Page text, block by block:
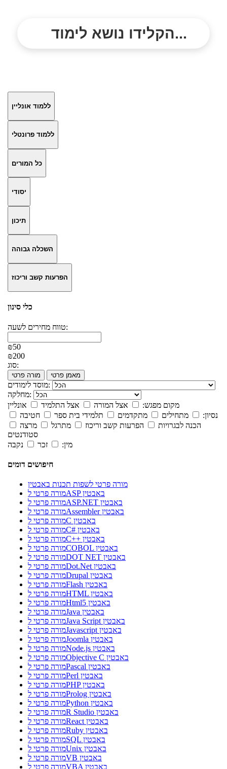
הקלידו נושא לימוד...
ללמוד אונליין
ללמוד פרונטלי
כל המורים
יסודי
תיכון
השכלה גבוהה
הפרעות קשב וריכוז
כלי סינון
טווח מחירים לשעה:
₪50
₪200
סוג:
מורה פרטי מאמן פרטי
מוסד לימודים:
מחלקה:
מקום מפגש:
אצל המורה אצל התלמיד
אונליין
נסיון:
מתחילים מתקדמים תלמידי בית ספר
חטיבה
הכנה לבגרויות
הפרעות קשב וריכוז מתרגל
מרצה
סטודנטים
מין:
זכר נקבה
חיפושים דומים
מורה פרטי לשפות תכנות באבטין
מורה פרטי לASP באבטין
מורה פרטי לASP.NET באבטין
מורה פרטי לAssembler באבטין
מורה פרטי לC באבטין
מורה פרטי לC# באבטין
מורה פרטי לC++ באבטין
מורה פרטי לCOBOL באבטין
מורה פרטי לDOT NET באבטין
מורה פרטי לDot.Net באבטין
מורה פרטי לDrupal באבטין
מורה פרטי לFlash באבטין
מורה פרטי לHTML באבטין
מורה פרטי לHtml5 באבטין
מורה פרטי לJava באבטין
מורה פרטי לJava Script באבטין
מורה פרטי לJavascript באבטין
מורה פרטי לJoomla באבטין
מורה פרטי לNode.js באבטין
מורה פרטי לObjective C באבטין
מורה פרטי לPascal באבטין
מורה פרטי לPerl באבטין
מורה פרטי לPHP באבטין
מורה פרטי לProlog באבטין
מורה פרטי לPython באבטין
מורה פרטי לR Studio באבטין
מורה פרטי לReact באבטין
מורה פרטי לRuby באבטין
מורה פרטי לSQL באבטין
מורה פרטי לUnix באבטין
מורה פרטי לVB באבטין
מורה פרטי לVBA באבטין